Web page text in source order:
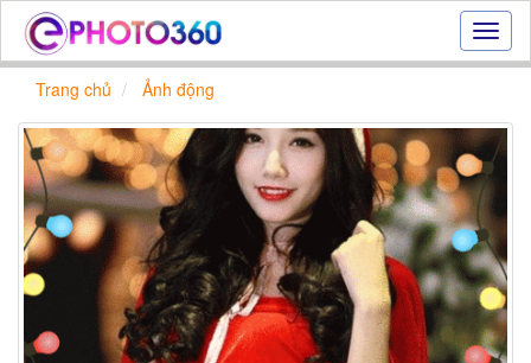
Hiệu
ứng
|
Tạo
ảnh
đẹp
trực
tuyến,
tạo
ảnh
online
Trang chủ Ảnh động